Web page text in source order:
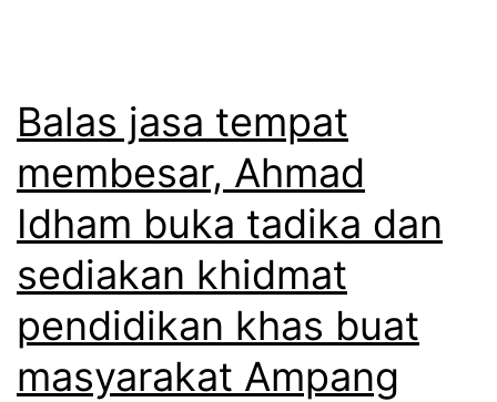
Balas jasa tempat
membesar, Ahmad
Idham buka tadika dan
sediakan khidmat
pendidikan khas buat
masyarakat Ampang